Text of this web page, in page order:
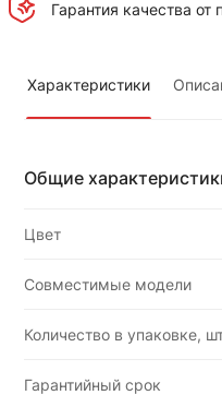
Гарантия качества от
Характеристики
Общие
Цвет
Совместимые модели
Количество в упаковке,
Гарантийный срок